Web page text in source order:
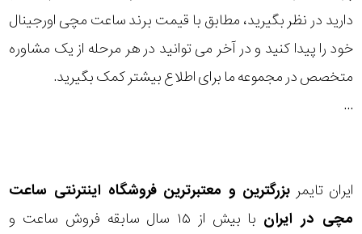
دارید در نظر بگیرید، مطابق با قیمت برند ساعت مچی اورجینال
خود را پیدا کنید و در آخر می توانید در هر مرحله از یک مشاوره
متخصص در مجموعه ما برای اطلاع بیشتر کمک بگیرید.
...
ایران تایمر بزرگترین و معتبرترین فروشگاه اینترنتی ساعت
مچی در ایران
با بیش از ۱۵ سال سابقه فروش ساعت و